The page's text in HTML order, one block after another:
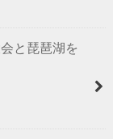
と琵琶湖を